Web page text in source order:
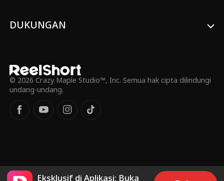
DUKUNGAN
© 2026 Crazy Maple Studio™, Inc. Semua hak cipta dilindungi
undang-undang.
Eksklusif di Aplikasi: Buka